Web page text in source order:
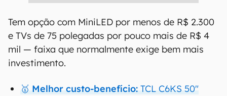
Tem opção com MiniLED por menos de R$ 2.300
e TVs de 75 polegadas por pouco mais de R$ 4
mil — faixa que normalmente exige bem mais
investimento.
🥇 Melhor custo-benefício: TCL C6KS 50"